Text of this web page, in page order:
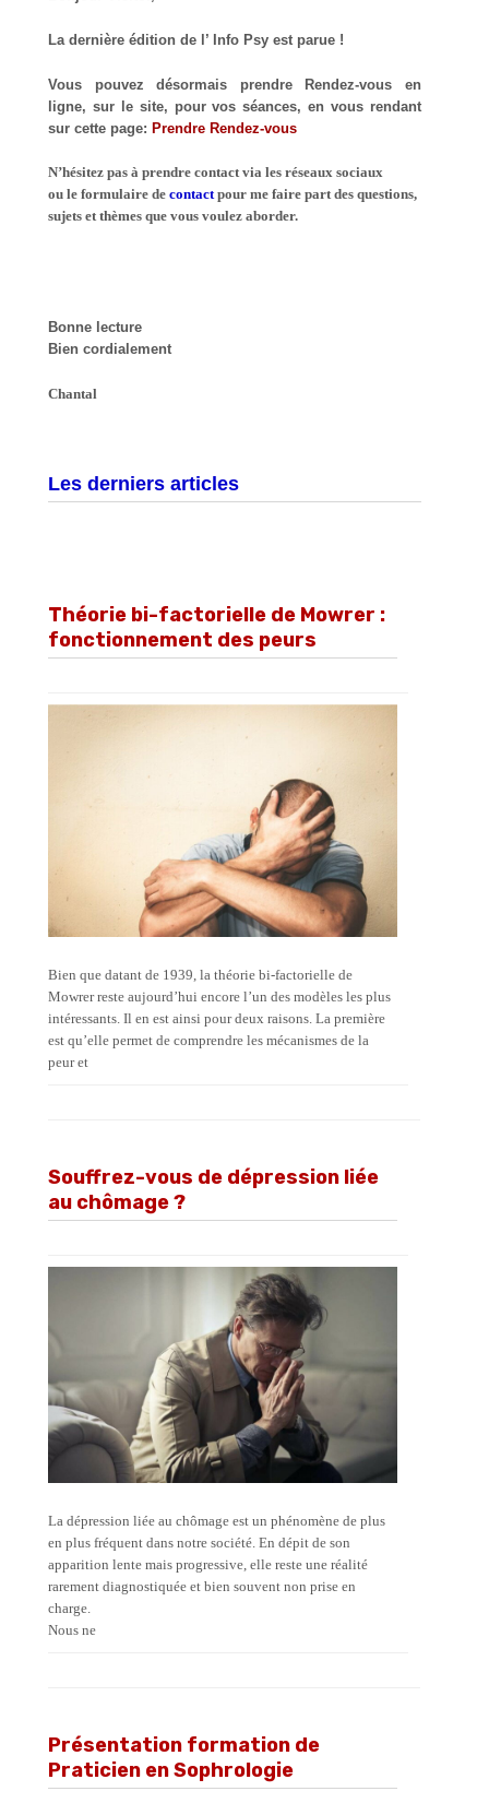
La dernière édition de l’ Info Psy est parue !
Vous pouvez désormais prendre Rendez-vous en
ligne, sur le site, pour vos séances, en vous rendant
sur cette page:Prendre Rendez-vous
N’hésitez pas à prendre contact via les réseaux sociaux
ou le formulaire decontact pour me faire part des questions,
sujets et thèmes que vous voulez aborder.
Bonne lecture
Bien cordialement
Chantal
Les derniers articles
Théorie bi-factorielle de Mowrer :
fonctionnement des peurs
Bien que datant de 1939, la théorie bi-factorielle de
Mowrer reste aujourd’hui encore l’un des modèles les plus
intéressants. Il en est ainsi pour deux raisons. La première
est qu’elle permet de comprendre les mécanismes de la
peur et
Souffrez-vous de dépression liée
au chômage ?
La dépression liée au chômage est un phénomène de plus
en plus fréquent dans notre société. En dépit de son
apparition lente mais progressive, elle reste une réalité
rarement diagnostiquée et bien souvent non prise en
charge.
Nous ne
Présentation formation de
Praticien en Sophrologie